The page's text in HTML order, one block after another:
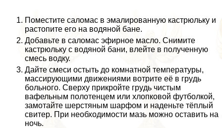
Поместите саломас в эмалированную кастрюльку и
растопите его на водяной бане.
Добавьте в саломас эфирное масло. Снимите
кастрюльку с водяной бани, влейте в полученную
смесь водку.
Дайте смеси остыть до комнатной температуры,
массирующими движениями вотрите её в гpyдь
больного. Сверху прикройте гpyдь чистым
вафельным полотенцем или хлопковой футболкой,
замотайте шерстяным шарфом и наденьте тёплый
свитер. При необходимости мазь можно оставить на
ночь.